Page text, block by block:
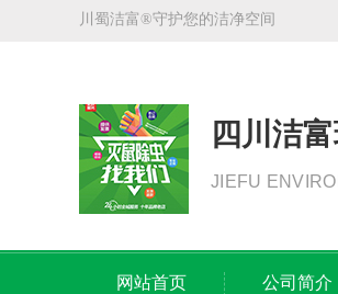
川蜀洁富®守护您的洁净空间
四川洁
JIEFU
网站首页 公司简介